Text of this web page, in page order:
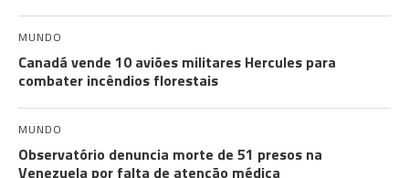
MUNDO
Canadá vende 10 aviões militares Hercules para
combater incêndios florestais
MUNDO
Observatório denuncia morte de 51 presos na
Venezuela por falta de atenção médica